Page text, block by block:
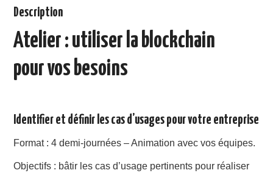
Description
Atelier : utiliser la blockchain
pour vos besoins
Identifier et définir les cas d’usages pour votre entreprise
Format : 4 demi-journées – Animation avec vos équipes.
Objectifs : bâtir les cas d’usage pertinents pour réaliser